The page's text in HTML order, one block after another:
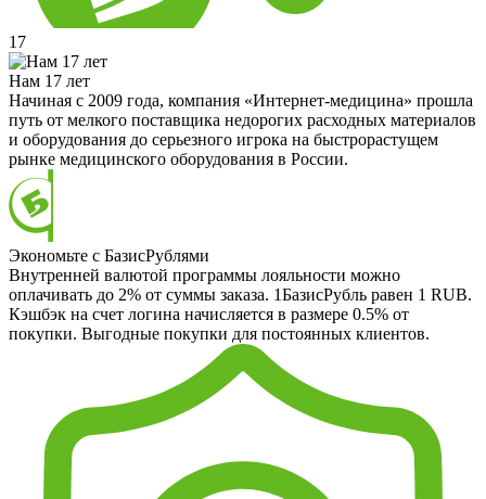
17
Нам 17 лет
Начиная с 2009 года, компания «Интернет-медицина» прошла
путь от мелкого поставщика недорогих расходных материалов
и оборудования до серьезного игрока на быстрорастущем
рынке медицинского оборудования в России.
Экономьте с БазисРублями
Внутренней валютой программы лояльности можно
оплачивать до 2% от суммы заказа. 1БазисРубль равен 1 RUB.
Кэшбэк на счет логина начисляется в размере 0.5% от
покупки. Выгодные покупки для постоянных клиентов.